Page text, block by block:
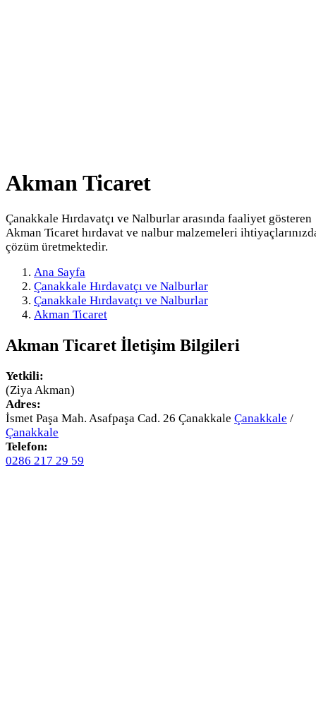
Akman Ticaret
Çanakkale Hırdavatçı ve Nalburlar arasında faaliyet gösteren
Akman Ticaret hırdavat ve nalbur malzemeleri
çözüm üretmektedir.
Ana Sayfa
Çanakkale Hırdavatçı ve Nalburlar
Çanakkale Hırdavatçı ve Nalburlar
Akman Ticaret
Akman Ticaret İletişim Bilgileri
Yetkili:
(Ziya Akman)
Adres:
İsmet Paşa Mah. Asafpaşa Cad. 26 Çanakkale Çanakkale /
Çanakkale
Telefon:
0286 217 29 59